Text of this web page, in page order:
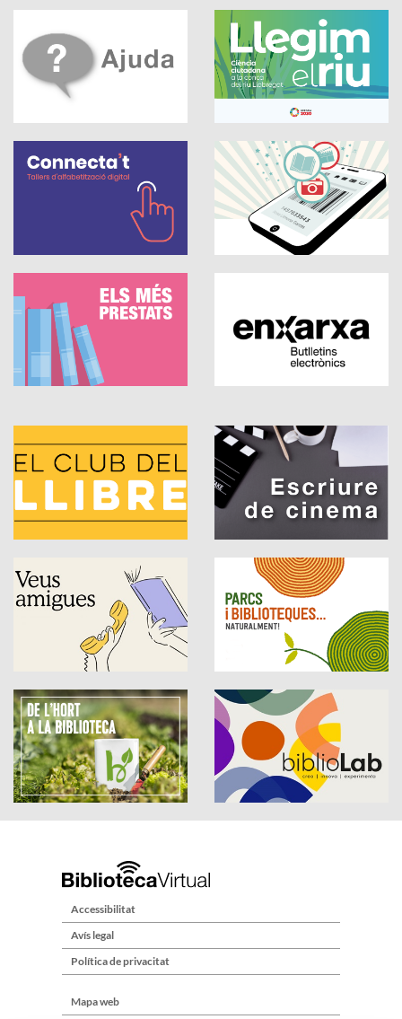
Accessibilitat
Avís legal
Política de privacitat
Mapa web